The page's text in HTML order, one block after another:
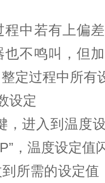
程中若有上偏
也不鸣叫，但
定过程中所有
设定
，进入到温度
，温度设定
所需的设定值